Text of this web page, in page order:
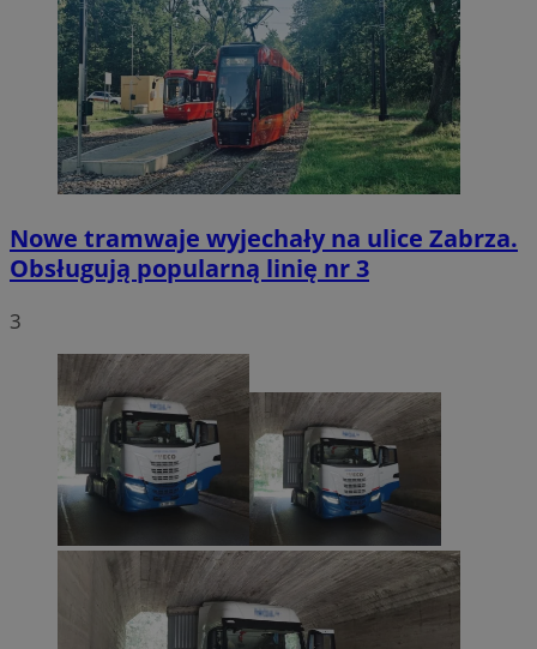
Nowe tramwaje wyjechały na ulice Zabrza.
Obsługują popularną linię nr 3
3